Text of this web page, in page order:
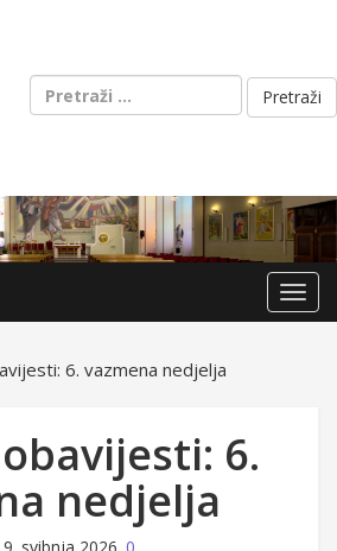
Pretraži:
6. vazmena nedjelja
6.
nedjelja